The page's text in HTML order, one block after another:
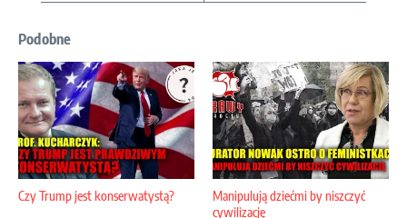
Podobne
Czy Trump jest konserwatystą?
Manipulują dziećmi by niszczyć
cywilizację